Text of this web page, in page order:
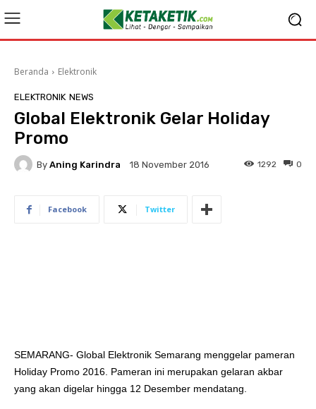
Beranda Elektronik
ELEKTRONIK NEWS
Global Elektronik Gelar Holiday
Promo
By Aning Karindra 18 November 2016 0
1292
Facebook Twitter
SEMARANG- Global Elektronik Semarang menggelar pameran
Holiday Promo 2016. Pameran ini merupakan gelaran akbar
yang akan digelar hingga 12 Desember mendatang.